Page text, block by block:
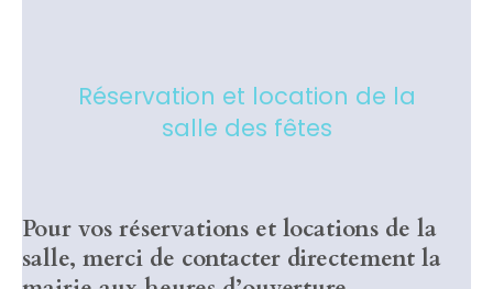
Réservation et location de la
salle des fêtes
Pour vos réservations et locations de la
salle, merci de contacter directement la